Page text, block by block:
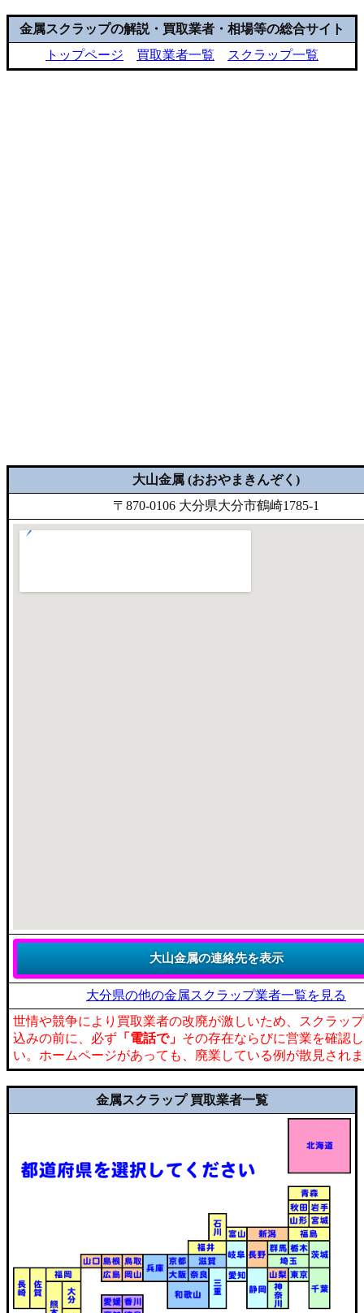
金属スクラップの解説・買取業者・相場等の総合サイト
トップページ
買取業者一覧 スクラップ一覧
大山金属 (おおやまきんぞく)
〒870-0106 大分県大分市鶴崎1785-1
大分県の他の金属スクラップ業者一覧を見る
世情や競争により買取業者の改廃が激しいため、スクラッ
込みの前に、必ず 「電話で」 その存在ならびに営業を確認
い。ホームページがあっても、廃業している例が散見され
金属スクラップ 買取業者一覧